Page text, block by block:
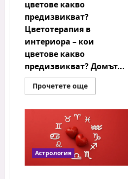
цветове какво
предизвикват?
Цветотерапия в
интериора – кои
цветове какво
предизвикват? Домът...
Прочетете ощеRead
more
интериора
кои
цветове
какво
предизвикват?
Астрология